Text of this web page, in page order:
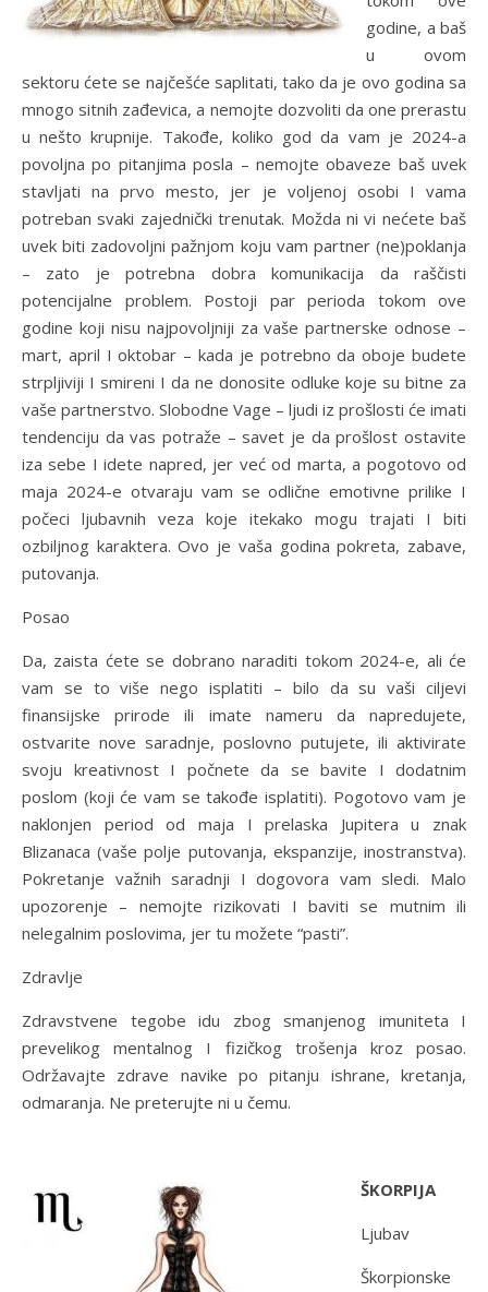
godine, a baš
u ovom
sektoru ćete se najčešće saplitati, tako da je ovo godina sa
mnogo sitnih zađevica, a nemojte dozvoliti da one prerastu
u nešto krupnije. Takođe, koliko god da vam je 2024-a
povoljna po pitanjima posla – nemojte obaveze baš uvek
stavljati na prvo mesto, jer je voljenoj osobi I vama
potreban svaki zajednički trenutak. Možda ni vi nećete baš
uvek biti zadovoljni pažnjom koju vam partner (ne)poklanja
– zato je potrebna dobra komunikacija da raščisti
potencijalne problem. Postoji par perioda tokom ove
godine koji nisu najpovoljniji za vaše partnerske odnose –
mart, april I oktobar – kada je potrebno da oboje budete
strpljiviji I smireni I da ne donosite odluke koje su bitne za
vaše partnerstvo. Slobodne Vage – ljudi iz prošlosti će imati
tendenciju da vas potraže – savet je da prošlost ostavite
iza sebe I idete napred, jer već od marta, a pogotovo od
maja 2024-e otvaraju vam se odlične emotivne prilike I
počeci ljubavnih veza koje itekako mogu trajati I biti
ozbiljnog karaktera. Ovo je vaša godina pokreta, zabave,
putovanja.
Posao
Da, zaista ćete se dobrano naraditi tokom 2024-e, ali će
vam se to više nego isplatiti – bilo da su vaši ciljevi
finansijske prirode ili imate nameru da napredujete,
ostvarite nove saradnje, poslovno putujete, ili aktivirate
svoju kreativnost I počnete da se bavite I dodatnim
poslom (koji će vam se takođe isplatiti). Pogotovo vam je
naklonjen period od maja I prelaska Jupitera u znak
Blizanaca (vaše polje putovanja, ekspanzije, inostranstva).
Pokretanje važnih saradnji I dogovora vam sledi. Malo
upozorenje – nemojte rizikovati I baviti se mutnim ili
nelegalnim poslovima, jer tu možete “pasti”.
Zdravlje
Zdravstvene tegobe idu zbog smanjenog imuniteta I
prevelikog mentalnog I fizičkog trošenja kroz posao.
Održavajte zdrave navike po pitanju ishrane, kretanja,
odmaranja. Ne preterujte ni u čemu.
ŠKORPIJA
Ljubav
Škorpionske